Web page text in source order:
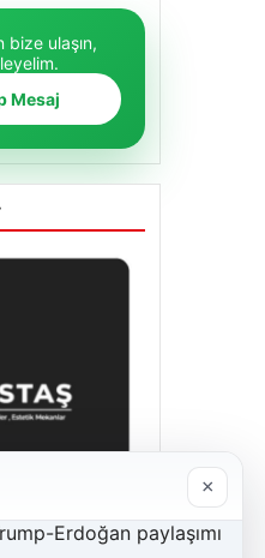
ulaşın,
Mesaj
×